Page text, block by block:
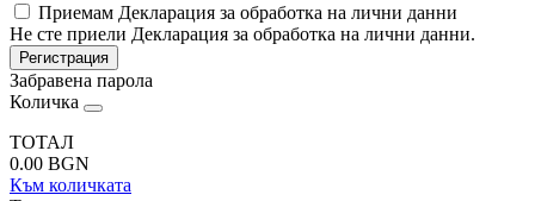
Приемам Декларация за обработка на лични данни
Не сте приели Декларация за обработка на лични данни.
Регистрация
Забравена парола
Количка
ТОТАЛ
0.00 BGN
Към количката